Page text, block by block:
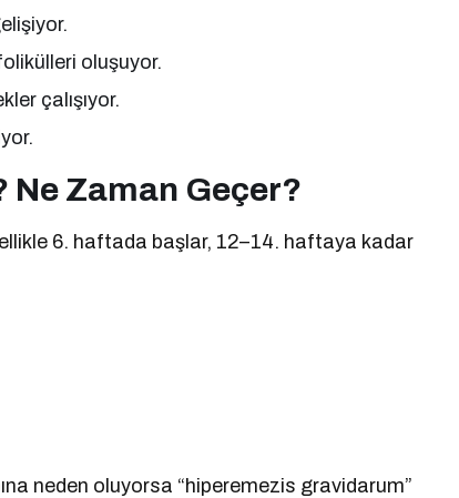
oluşuyor.
çalışıyor.
Ne Zaman Geçer?
6. haftada başlar, 12–14. haftaya kadar
neden oluyorsa “hiperemezis gravidarum”